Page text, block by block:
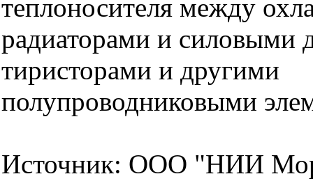
теплоносителя между
радиаторами и силовыми
тиристорами и другими
полупроводниковыми
Источник: ООО "НИИ